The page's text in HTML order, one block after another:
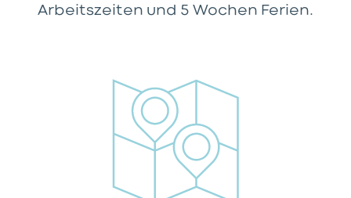
Arbeitszeiten und 5 Wochen Ferien.